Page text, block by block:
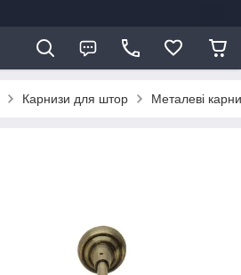
Карнизи для штор Металеві